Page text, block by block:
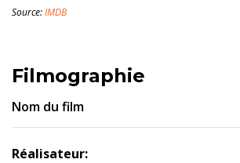
Source:IMDB
Filmographie
Nom du film
Réalisateur: